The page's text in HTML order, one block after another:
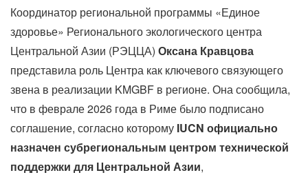
Координатор региональной программы «Единое
здоровье» Регионального экологического центра
Центральной Азии (РЭЦЦА) Оксана Кравцова
представила роль Центра как ключевого связующего
звена в реализации KMGBF в регионе. Она сообщила,
что в феврале 2026 года в Риме было подписано
соглашение, согласно которому IUCN официально
назначен субрегиональным центром технической
поддержки для Центральной Азии,